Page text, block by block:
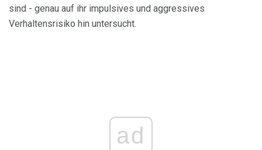
sind - genau auf ihr impulsives und aggressives
Verhaltensrisiko hin untersucht.
ad